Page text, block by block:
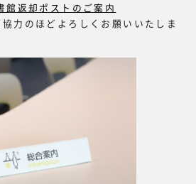
館返却ポストのご案内
力のほどよろしくお願いいたしま